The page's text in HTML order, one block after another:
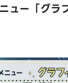
ュー「グラ